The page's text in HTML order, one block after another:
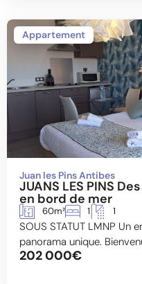
Appartement
Juan les Pins Antibes
JUANS LES PINS
en bord de mer
60m² 1 1
SOUS STATUT LMNP Un
panorama unique.
202 000€